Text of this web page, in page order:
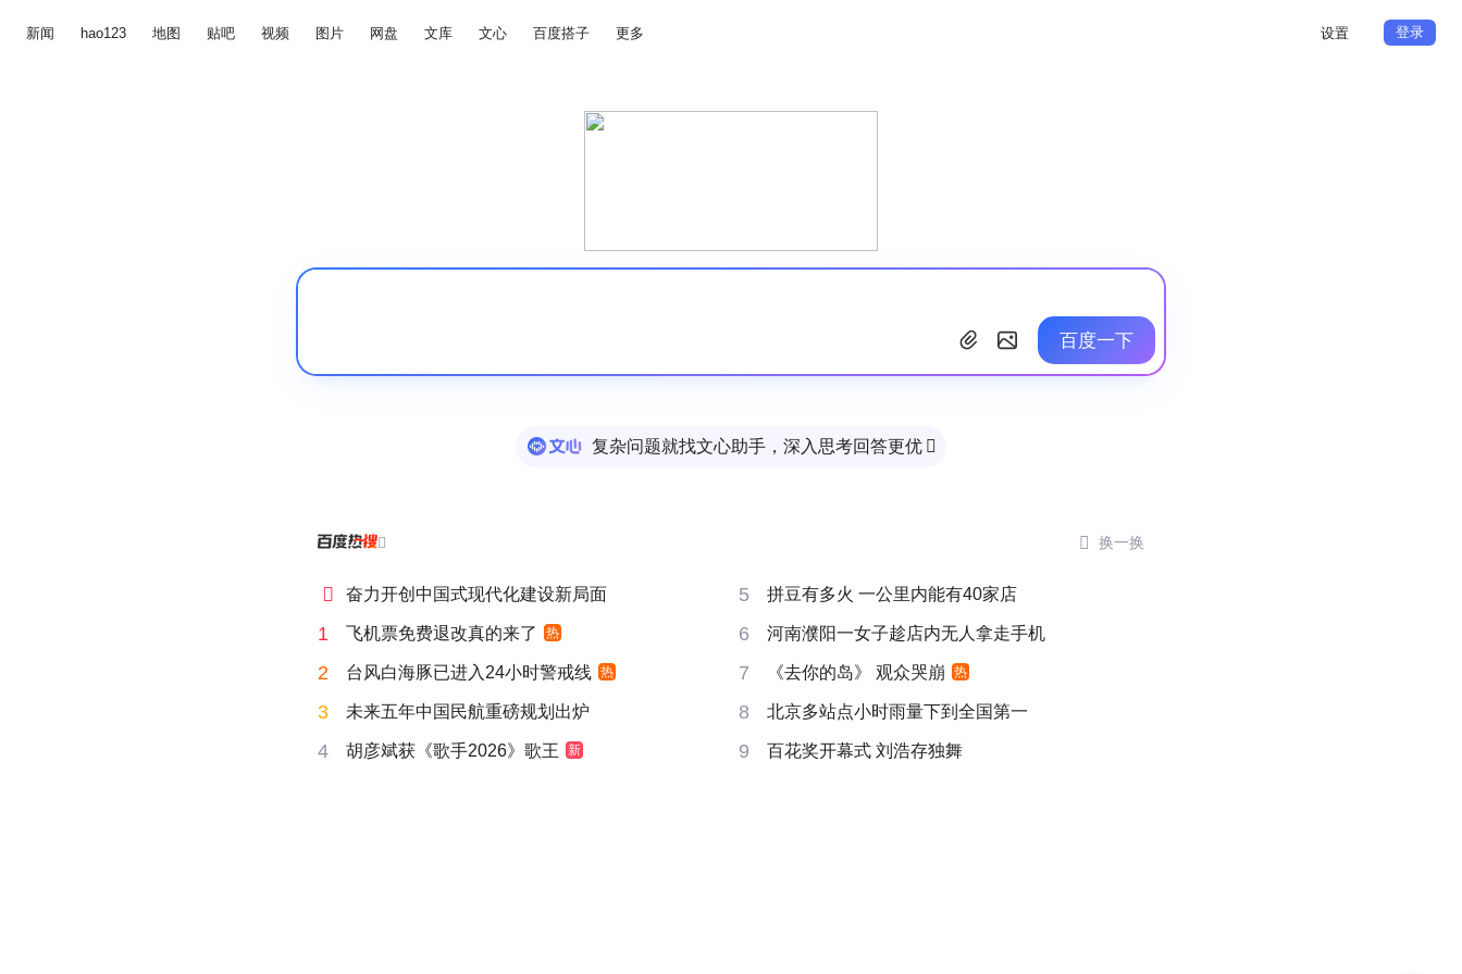
新闻 hao123 地图 贴吧 视频 图片 网盘 文库 文心 百度搭子 更多 设置 登录
百度一下
复杂问题就找文心助手，深入思考回答更优 
  换一换
 奋力开创中国式现代化建设新局面 5 拼豆有多火 一公里内能有40家店
1 飞机票免费退改真的来了 热 6 河南濮阳一女子趁店内无人拿走手机
2 台风白海豚已进入24小时警戒线 热 7 《去你的岛》 观众哭崩 热
3 未来五年中国民航重磅规划出炉 8 北京多站点小时雨量下到全国第一
4 胡彦斌获《歌手2026》歌王 新 9 百花奖开幕式 刘浩存独舞